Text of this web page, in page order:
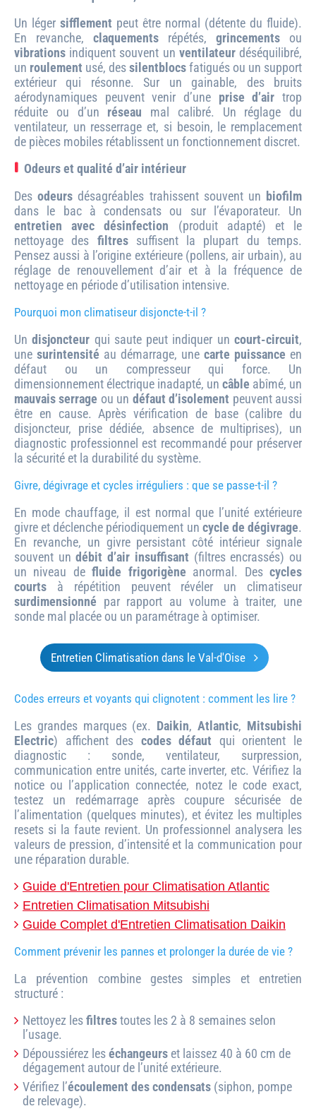
Un léger sifflement peut être normal (détente du fluide).
En revanche, claquements répétés, grincements ou
vibrations indiquent souvent un ventilateurdéséquilibré,
un roulement usé, dessilentblocsfatigués ou un support
extérieur qui résonne. Sur un gainable, des bruits
aérodynamiques peuvent venir d’une prise d’air trop
réduite ou d’un réseau mal calibré. Un réglage du
ventilateur, un resserrage et, si besoin, le remplacement
de pièces mobiles rétablissent un fonctionnement discret.
Odeurs et qualité d’air intérieur
Desodeurs désagréables trahissent souvent un biofilm
dans le bac à condensats ou sur l’évaporateur. Un
entretien avec désinfection (produit adapté) et le
nettoyage des filtressuffisent la plupart du temps.
Pensez aussi à l’origine extérieure (pollens, air urbain), au
réglage de renouvellement d’air et à la fréquence de
nettoyage en période d’utilisation intensive.
Pourquoi mon climatiseur disjoncte-t-il ?
Undisjoncteur qui saute peut indiquer uncourt-circuit,
une surintensité au démarrage, une carte puissance en
défaut ou un compresseur qui force. Un
dimensionnement électrique inadapté, un câble abîmé, un
mauvais serrage ou un défaut d’isolement peuvent aussi
être en cause. Après vérification de base (calibre du
disjoncteur, prise dédiée, absence de multiprises), un
diagnostic professionnel est recommandé pour préserver
la sécurité et la durabilité du système.
Givre, dégivrage et cycles irréguliers : que se passe-t-il ?
En mode chauffage, il est normal que l’unité extérieure
givre et déclenche périodiquement un cycle de dégivrage.
En revanche, un givre persistant côté intérieur signale
souvent undébit d’air insuffisant (filtres encrassés) ou
un niveau defluide frigorigène anormal. Descycles
courts à répétition peuvent révéler un climatiseur
surdimensionné par rapport au volume à traiter, une
sonde mal placée ou un paramétrage à optimiser.
Entretien Climatisation dans le Val-d'Oise
Codes erreurs et voyants qui clignotent : comment les lire ?
Les grandes marques (ex. Daikin,Atlantic, Mitsubishi
Electric) affichent des codes défaut qui orientent le
diagnostic : sonde, ventilateur, surpression,
communication entre unités, carte inverter, etc. Vérifiez la
notice ou l’application connectée, notez le code exact,
testez un redémarrage après coupure sécurisée de
l’alimentation (quelques minutes), et évitez les multiples
resets si la faute revient. Un professionnel analysera les
valeurs de pression, d’intensité et la communication pour
une réparation durable.
Guide d'Entretien pour Climatisation Atlantic
Entretien Climatisation Mitsubishi
Guide Complet d'Entretien Climatisation Daikin
Comment prévenir les pannes et prolonger la durée de vie ?
La prévention combine gestes simples et entretien
structuré :
Nettoyez lesfiltrestoutes les 2 à 8 semaines selon
l’usage.
Dépoussiérez leséchangeurs et laissez 40 à 60 cm de
dégagement autour de l’unité extérieure.
Vérifiez l’écoulement des condensats (siphon, pompe
de relevage).